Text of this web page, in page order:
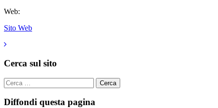
Web:
Sito Web
Cerca sul sito
Cerca
per:
Diffondi questa pagina